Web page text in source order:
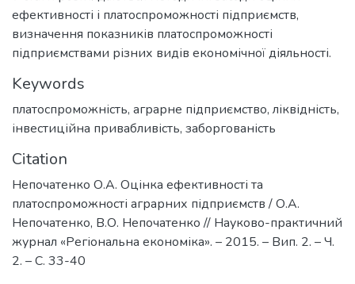
ефективності і платоспроможності підприємств,
визначення показників платоспроможності
підприємствами різних видів економічної діяльності.
Keywords
платоспроможність, аграрне підприємство, ліквідність,
інвестиційна привабливість, заборгованість
Citation
Непочатенко О.А. Оцінка ефективності та
платоспроможності аграрних підприємств / О.А.
Непочатенко, В.О. Непочатенко // Науково-практичний
журнал «Регіональна економіка». – 2015. – Вип. 2. – Ч.
2. – С. 33-40